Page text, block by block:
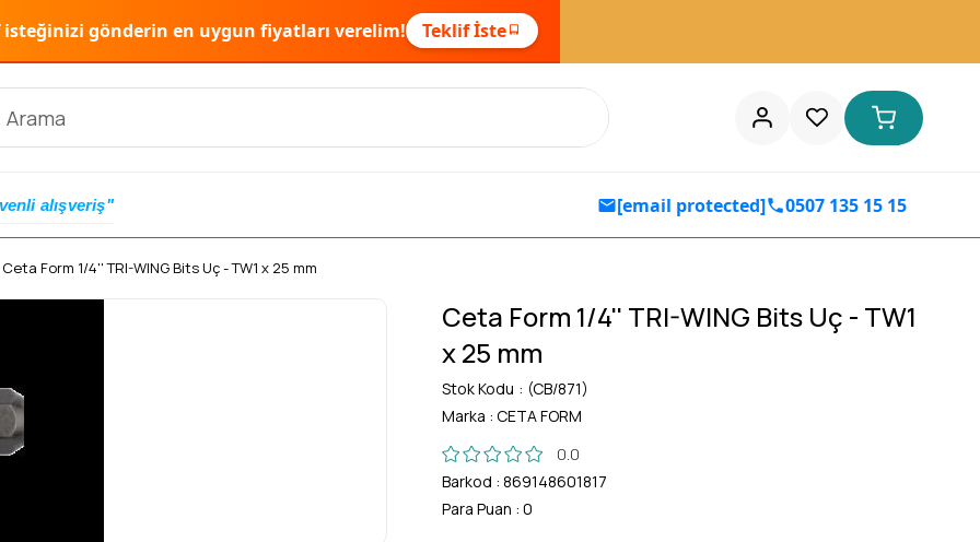
isteğinizi gönderin en uygun fiyatları verelim! Teklif İste
alışveriş" [email protected] 0507 135 15 15
Ceta Form 1/4'' TRI-WING Bits Uç - TW1 x 25 mm
Ceta Form 1/4'' TRI-WING Bits Uç - TW1
x 25 mm
Stok Kodu
(CB/871)
Marka : CETA FORM
0.0
Barkod : 869148601817
Para Puan : 0